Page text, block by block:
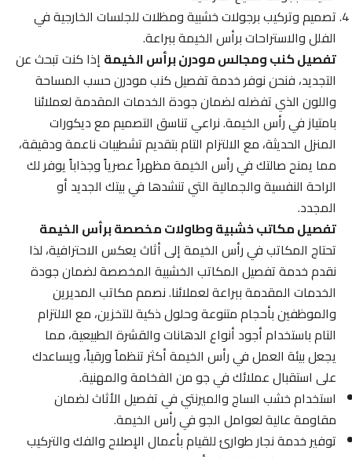
تصميم وتركيب برجولات خشبية ومظلات للجلسات الخارجية في
الفلل والاستراحات برأس الخيمة ببراعة.
تفصيل كنب ومجالس مودرن برأس الخيمةإذا كنت تبحث عن
التجديد، فنحن نوفر خدمة تفصيل كنب مودرن حسب المساحة
واللون الذي تفضله لضمان جودة الخدمات المقدمة لعملائنا
بامتياز في رأس الخيمة. نراعي تناسق التصميم مع ديكورات
المنزل الحديثة، مع الالتزام التام بتقديم تشطيبات ناعمة ودقيقة،
مما يمنح صالتك في رأس الخيمة مظهراً عصرياً وجذاباً يوفر لك
الراحة النفسية والجمالية التي تنشدها في بيتك الجديد أو
المجدد.
تفصيل مكاتب خشبية وطاولات مخصصة برأس الخيمة
تحتاج المكاتب في رأس الخيمة إلى أثاث يعكس الاحترافية، لذا
نقدم خدمة تفصيل المكاتب الخشبية المخصصة لضمان جودة
الخدمات المقدمة ببراعة لعملائنا. نصمم مكاتب المديرين
والموظفين بأحجام متنوعة وحلول ذكية للتخزين، مع الالتزام
التام باستخدام أجود أنواع الدهانات والقشرة الطبيعية، مما
يجعل بيئة العمل في رأس الخيمة أكثر تنظماً ورقياً، ويساعدك
على استقبال عملائك في جو من الفخامة والمهنية.
استخدام خشب الساج والميرنتي في تفصيل الأثاث لضمان
مقاومة عالية لعوامل الجو في رأس الخيمة.
توفير خدمة نجار طوارئ للقيام بأعمال الإصلاح والفك والتركيب